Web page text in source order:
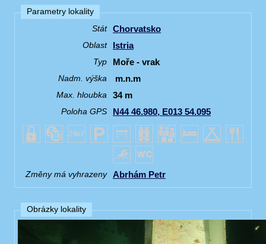
Parametry lokality
Stát
Chorvatsko
Oblast Istria
Typ Moře - vrak
Nadm. výška m.n.m
Max. hloubka 34 m
Poloha GPS N44 46.980, E013 54.095
Změny má vyhrazeny Abrhám Petr
Obrázky lokality